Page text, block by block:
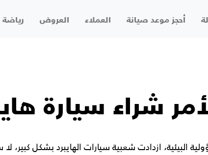
أحجز موعد صيانة العملاء العروض
شراء سيارة
البيئية، ازدادت شعبية سيارات الهايبرد بشكل كبير،